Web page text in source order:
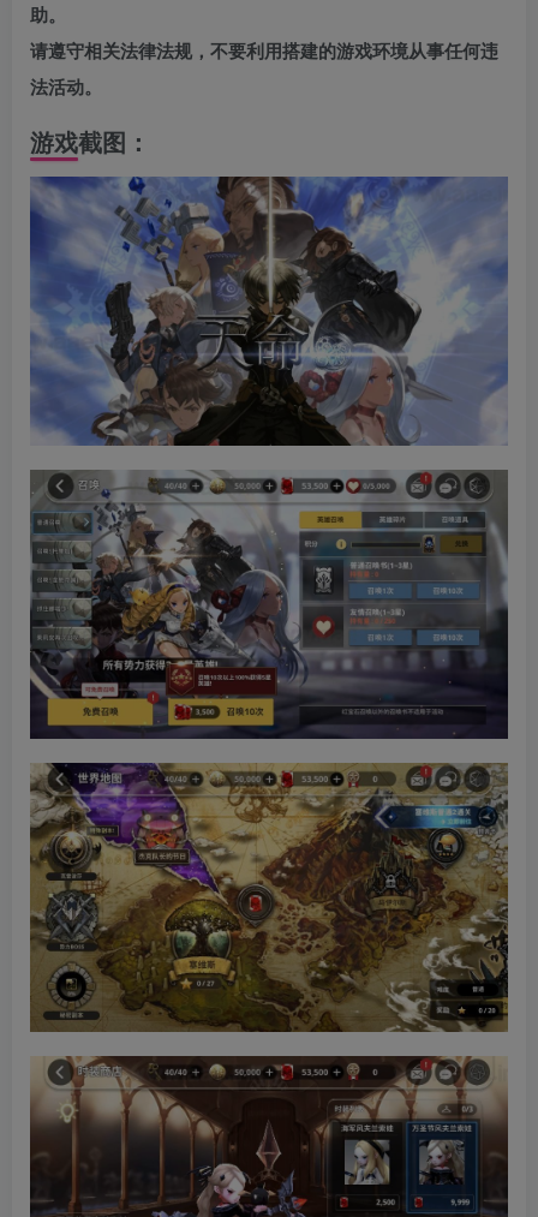
助。
请遵守相关法律法规，不要利用搭建的游戏环境从事任何违
法活动。
游戏截图：